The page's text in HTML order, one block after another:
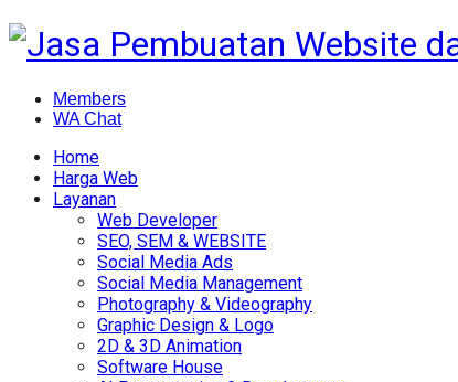
Members
WA Chat
Home
Harga Web
Layanan
Web Developer
SEO, SEM & WEBSITE
Social Media Ads
Social Media Management
Photography & Videography
Graphic Design & Logo
2D & 3D Animation
Software House